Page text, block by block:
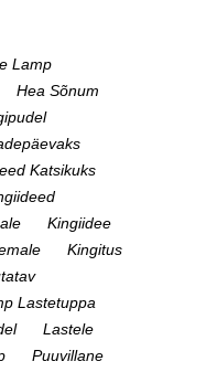
Lamp
Hea Sõnum
Katsikuks
Kingiidee
Kingitus
Lastetuppa
Lastele
Puuvillane